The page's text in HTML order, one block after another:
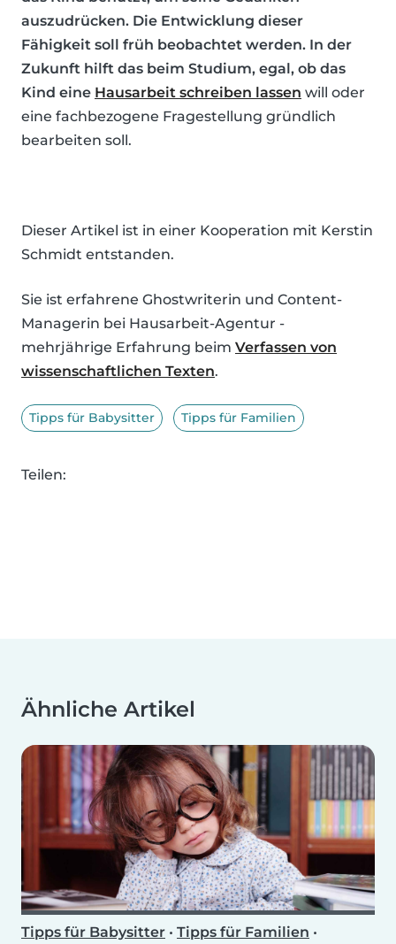
auszudrücken. Die Entwicklung dieser
Fähigkeit soll früh beobachtet werden. In der
Zukunft hilft das beim Studium, egal, ob das
Kind eine Hausarbeit schreiben lassen will oder
eine fachbezogene Fragestellung gründlich
bearbeiten soll.
Dieser Artikel ist in einer Kooperation mit Kerstin
Schmidt entstanden.
Sie ist erfahrene Ghostwriterin und Content-
Managerin bei Hausarbeit-Agentur -
mehrjährige Erfahrung beim Verfassen von
wissenschaftlichen Texten.
Tipps für Babysitter Tipps für Familien
Teilen:
Ähnliche Artikel
Tipps für Babysitter • Tipps für Familien •